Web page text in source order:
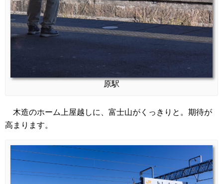
原駅
木造のホーム上屋越しに、富士山がくっきりと。期待が
高まります。